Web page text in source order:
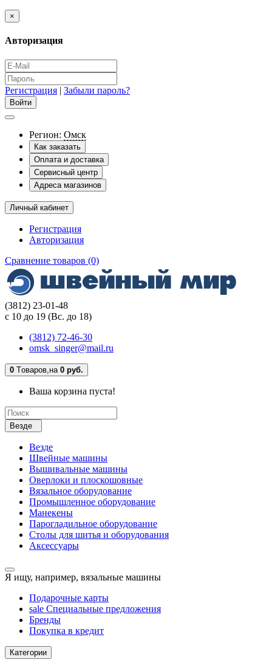
×
Авторизация
Регистрация | Забыли пароль?
Регион: Омск
Как заказать
Оплата и доставка
Сервисный центр
Адреса магазинов
Личный кабинет
Регистрация
Авторизация
Сравнение товаров (0)
(3812) 23-01-48
с 10 до 19 (Вс. до 18)
(3812) 72-46-30
omsk_singer@mail.ru
0 Tоваров,на 0 руб.
Ваша корзина пуста!
Везде
Везде
Швейные машины
Вышивальные машины
Оверлоки и плоскошовные
Вязальное оборудование
Промышленное оборудование
Манекены
Парогладильное оборудование
Столы для шитья и оборудования
Аксессуары
Я ищу, например, вязальные машины
Подарочные карты
sale Специальные предложения
Бренды
Покупка в кредит
Категории